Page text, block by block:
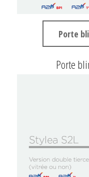
Porte
Porte